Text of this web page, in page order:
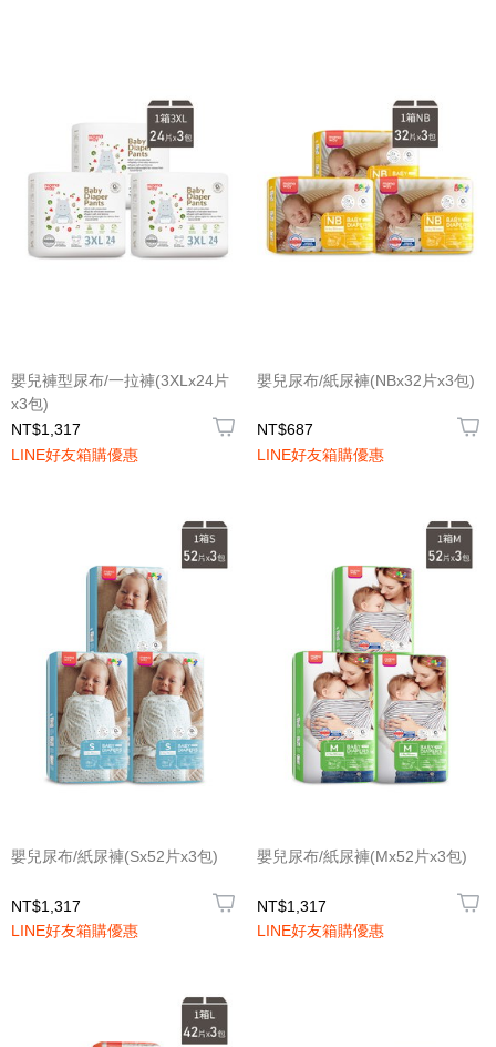
嬰兒褲型尿布/一拉褲(3XLx24片
x3包)
NT$1,317
LINE好友箱購優惠
嬰兒尿布/紙尿褲(NBx32片x3包)
NT$687
LINE好友箱購優惠
嬰兒尿布/紙尿褲(Sx52片x3包)
NT$1,317
LINE好友箱購優惠
嬰兒尿布/紙尿褲(Mx52片x3包)
NT$1,317
LINE好友箱購優惠